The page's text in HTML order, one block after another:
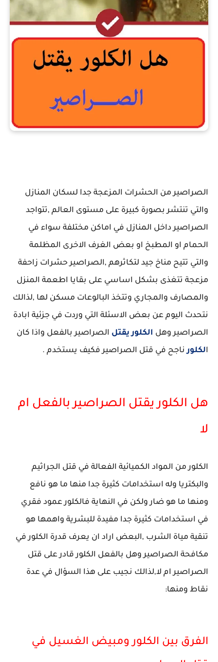
الصراصير من الحشرات المزعجة جدا لسكان المنازل
والتي تنتشر بصورة كبيرة على مستوى العالم ,تتواجد
الصراصير داخل المنازل في اماكن مختلفة سواء في
الحمام او المطبخ او بعض الغرف الاخرى المظلمة
والتي تتيح مناخ جيد لتكاثرهم ,الصراصير حشرات زاحفة
مزعجة تتغذى بشكل اساسي على بقايا اطعمة المنزل
والمصارف والمجاري وتتخذ البالوعات مسكن لها ,لذالك
نتحدث اليوم عن بعض الاسئلة التي وردت في جزئية ابادة
الصراصير وهل الكلور يقتل الصراصير بالفعل واذا كان
الكلورناجح في قتل الصراصير فكيف يستخدم .
هل الكلور يقتل الصراصير بالفعل ام
لا
الكلور من المواد الكميائية الفعالة في قتل الجراثيم
والبكتريا وله استخدامات كثيرة جدا منها ما هو نافع
ومنها ما هو ضار ولكن في النهاية فالكلور عمود فقري
في استخدامات كثيرة جدا مفيدة للبشرية واهمها هو
تنقية مياة الشرب ,البعض اراد ان يعرف قدرة الكلور في
مكافحة الصراصير وهل بالفعل الكلور قادر على قتل
الصراصير ام لا,لذالك نجيب على هذا السؤال في عدة
نقاط ومنها:
الفرق بين الكلور ومبيض الغسيل في